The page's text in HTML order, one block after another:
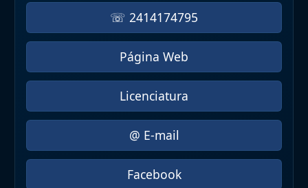
☏ 2414174795
Página Web
Licenciatura
@ E-mail
Facebook